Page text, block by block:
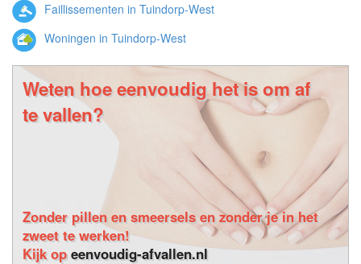
Faillissementen in Tuindorp-West
Woningen in Tuindorp-West
Weten hoe eenvoudig het is om af
te vallen?
Zonder pillen en smeersels en zonder je in het
zweet te werken!
Kijk opeenvoudig-afvallen.nl